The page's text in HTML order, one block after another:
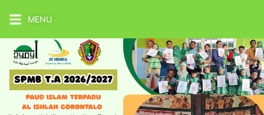
MENU